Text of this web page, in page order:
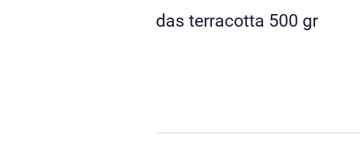
das terracotta 500 gr